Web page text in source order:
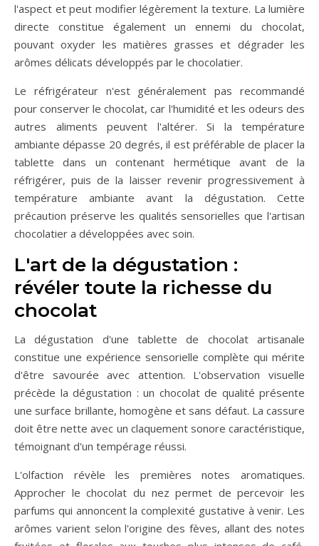
l'aspect et peut modifier légèrement la texture. La lumière
directe constitue également un ennemi du chocolat,
pouvant oxyder les matières grasses et dégrader les
arômes délicats développés par le chocolatier.
Le réfrigérateur n'est généralement pas recommandé
pour conserver le chocolat, car l'humidité et les odeurs des
autres aliments peuvent l'altérer. Si la température
ambiante dépasse 20 degrés, il est préférable de placer la
tablette dans un contenant hermétique avant de la
réfrigérer, puis de la laisser revenir progressivement à
température ambiante avant la dégustation. Cette
précaution préserve les qualités sensorielles que l'artisan
chocolatier a développées avec soin.
L'art de la dégustation :
révéler toute la richesse du
chocolat
La dégustation d'une tablette de chocolat artisanale
constitue une expérience sensorielle complète qui mérite
d'être savourée avec attention. L'observation visuelle
précède la dégustation : un chocolat de qualité présente
une surface brillante, homogène et sans défaut. La cassure
doit être nette avec un claquement sonore caractéristique,
témoignant d'un tempérage réussi.
L'olfaction révèle les premières notes aromatiques.
Approcher le chocolat du nez permet de percevoir les
parfums qui annoncent la complexité gustative à venir. Les
arômes varient selon l'origine des fèves, allant des notes